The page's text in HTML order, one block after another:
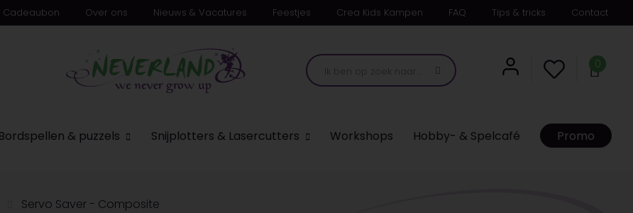
Cadeaubon Over ons Nieuws & Vacatures Feestjes Crea Kids Kampen FAQ Tips & tricks Contact
0
Bordspellen & puzzels Snijplotters & Lasercutters Workshops Hobby- & Spelcafé Promo
Servo Saver - Composite